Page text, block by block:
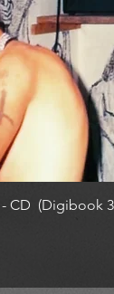
CD (Digibook